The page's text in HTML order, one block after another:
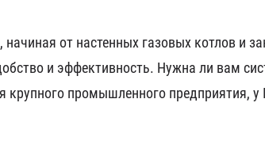
от настенных газовых котлов и
и эффективность. Нужна ли вам
крупного промышленного предприятия, у